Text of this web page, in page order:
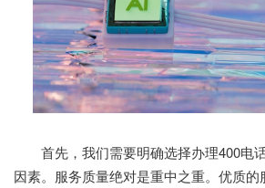
首先，我们需要明确选择办理400电
因素。服务质量绝对是重中之重。优质